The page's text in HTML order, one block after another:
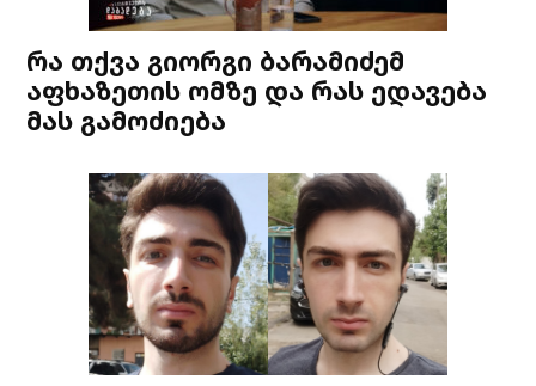
რა თქვა გიორგი ბარამიძემ
აფხაზეთის ომზე და რას ედავება
მას გამოძიება